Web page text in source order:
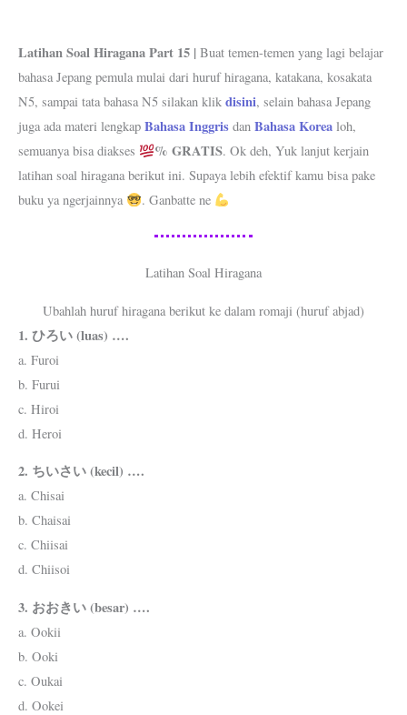
Latihan Soal Hiragana Part 15 | Buat temen-temen yang lagi belajar
bahasa Jepang pemula mulai dari huruf hiragana, katakana, kosakata
N5, sampai tata bahasa N5 silakan klik disini, selain bahasa Jepang
juga ada materi lengkap Bahasa Inggris dan Bahasa Korea loh,
semuanya bisa diakses
% GRATIS. Ok deh, Yuk lanjut kerjain
latihan soal hiragana berikut ini. Supaya lebih efektif kamu bisa pake
buku ya ngerjainnya
. Ganbatte ne
Latihan Soal Hiragana
Ubahlah huruf hiragana berikut ke dalam romaji (huruf abjad)
1. ひろい (luas) ….
a. Furoi
b. Furui
c. Hiroi
d. Heroi
2. ちいさい (kecil) ….
a. Chisai
b. Chaisai
c. Chiisai
d. Chiisoi
3. おおきい (besar) ….
a. Ookii
b. Ooki
c. Oukai
d. Ookei